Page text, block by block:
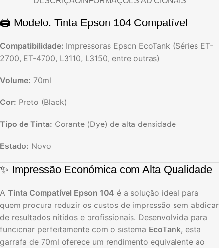
🖨️ Modelo: Tinta Epson 104 Compatível
Compatibilidade: Impressoras Epson EcoTank (Séries ET-
2700, ET-4700, L3110, L3150, entre outras)
Volume: 70ml
Cor: Preto (Black)
Tipo de Tinta: Corante (Dye) de alta densidade
Estado: Novo
✨ Impressão Económica com Alta Qualidade
A Tinta Compatível Epson 104 é a solução ideal para
quem procura reduzir os custos de impressão sem abdicar
de resultados nítidos e profissionais. Desenvolvida para
funcionar perfeitamente com o sistema EcoTank, esta
garrafa de 70ml oferece um rendimento equivalente ao